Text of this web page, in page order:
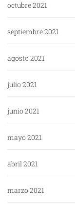
octubre 2021
septiembre 2021
agosto 2021
julio 2021
junio 2021
mayo 2021
abril 2021
marzo 2021